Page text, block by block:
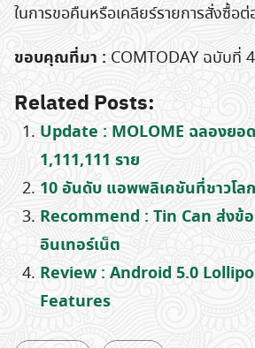
ในการขอคืนหรือเคลียร์รายการสั่งซื้อต่
ขอบคุณที่มา : COMTODAY ฉบับที่
Related Posts:
Update : MOLOME ฉลองยอ
1,111,111 ราย
10 อันดับ แอพพลิเคชันที่ชาวโล
Recommend : Tin Can ส่งข้
อินเทอร์เน็ต
Review : Android 5.0
Features